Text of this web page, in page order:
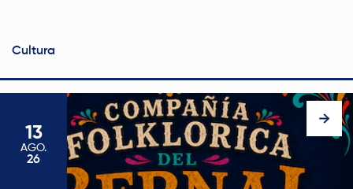
Cultura
13 de agosto de 2026
13
AGO.
26